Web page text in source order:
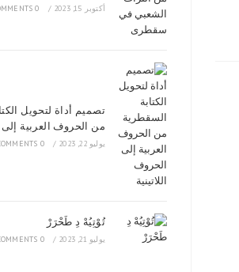
أكتوبر 15, 2023 /
0 COMMENTS
تصميم أداة لتحويل
من الحروف العربية إلى
يوليو 22, 2023 /
0 COMMENTS
تُوْتِيُهْ دِ طَحْرَرْ
يوليو 21, 2023 /
0 COMMENTS